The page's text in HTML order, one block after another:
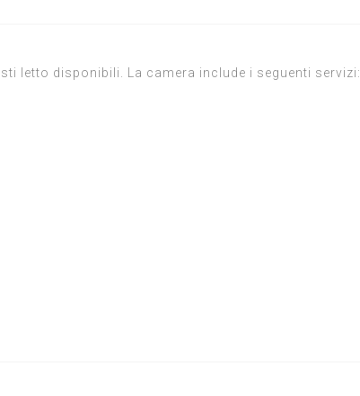
letto disponibili. La camera include i seguenti servizi: